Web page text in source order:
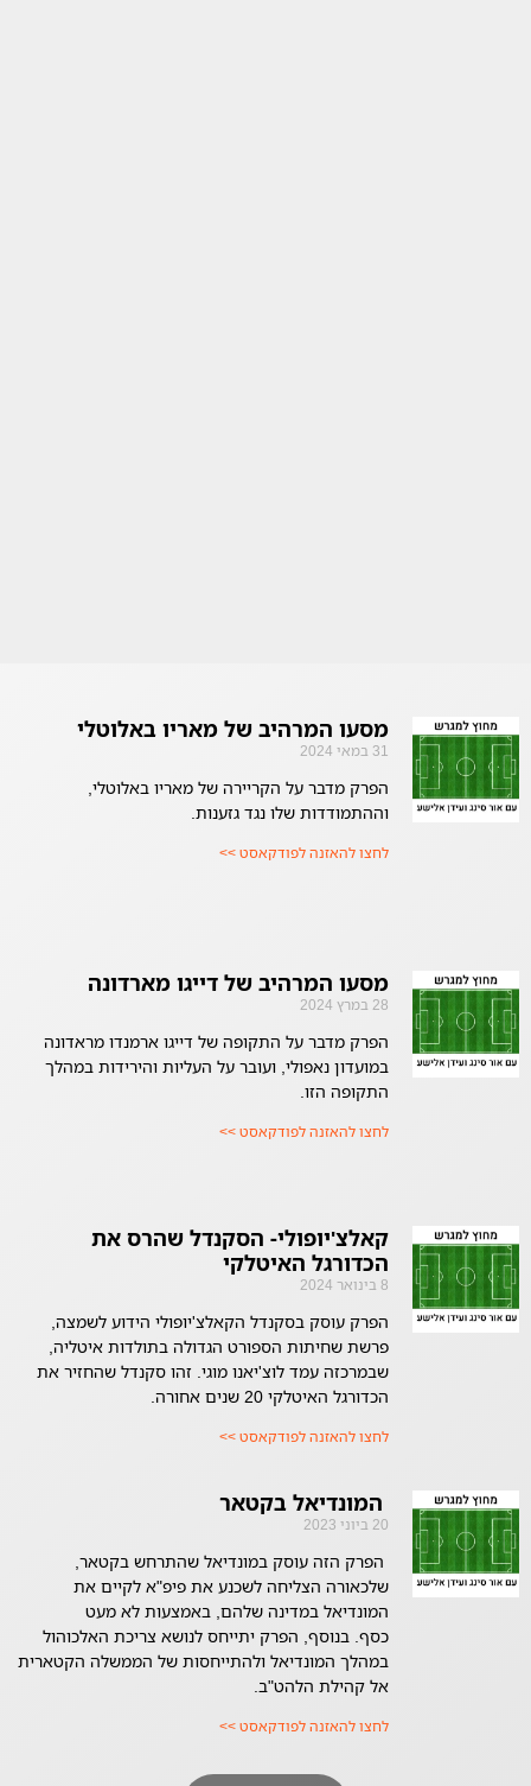
מסעו המרהיב של מאריו באלוטלי
31 במאי 2024
הפרק מדבר על הקריירה של מאריו באלוטלי,
וההתמודדות שלו נגד גזענות.
לחצו להאזנה לפודקאסט >>
מסעו המרהיב של דייגו מארדונה
28 במרץ 2024
הפרק מדבר על התקופה של דייגו ארמנדו מראדונה
במועדון נאפולי, ועובר על העליות והירידות במהלך
התקופה הזו.
לחצו להאזנה לפודקאסט >>
קאלצ'יופולי- הסקנדל שהרס את
הכדורגל האיטלקי
8 בינואר 2024
הפרק עוסק בסקנדל הקאלצ'יופולי הידוע לשמצה,
פרשת שחיתות הספורט הגדולה בתולדות איטליה,
שבמרכזה עמד לוצ'יאנו מוגי. זהו סקנדל שהחזיר את
הכדורגל האיטלקי 20 שנים אחורה.
לחצו להאזנה לפודקאסט >>
המונדיאל בקטאר
20 ביוני 2023
הפרק הזה עוסק במונדיאל שהתרחש בקטאר,
שלכאורה הצליחה לשכנע את פיפ"א לקיים את
המונדיאל במדינה שלהם, באמצעות לא מעט
כסף. בנוסף, הפרק יתייחס לנושא צריכת האלכוהול
במהלך המונדיאל ולהתייחסות של הממשלה הקטארית
אל קהילת הלהט"ב.
לחצו להאזנה לפודקאסט >>